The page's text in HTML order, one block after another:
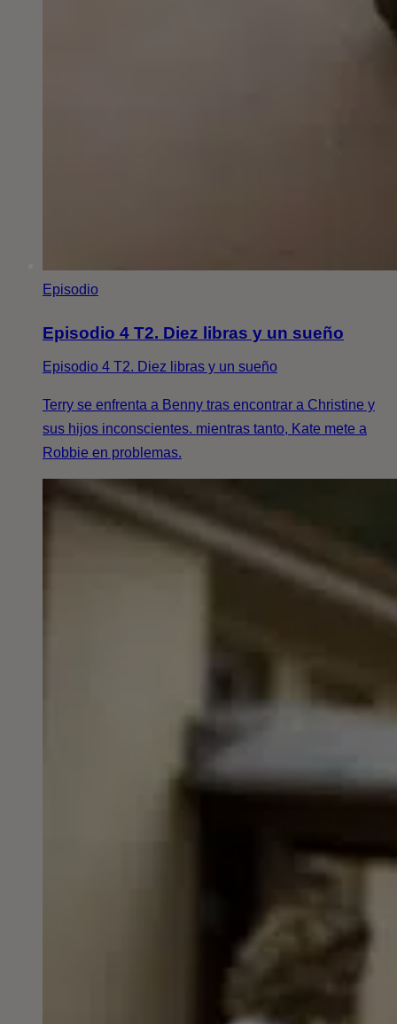
Episodio
Episodio 4 T2. Diez libras y un sueño
Episodio 4 T2. Diez libras y un sueño
Terry se enfrenta a Benny tras encontrar a Christine y
sus hijos inconscientes. mientras tanto, Kate mete a
Robbie en problemas.